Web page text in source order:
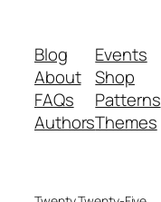
Blog
About
FAQs
Authors
Events
Shop
Patterns
Themes